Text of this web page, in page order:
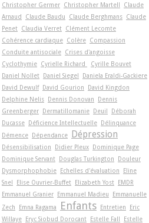
Christopher Germer Christopher Martell
Claude
Arnaud
Claude Baudu Claude Berghmans Claude
Penet Claudia Verret Clément Lecomte
Cohérence cardiaque Colère Compassion
Conduite antisociale Crises d'angoisse
Cyclothymie Cyrielle Richard
Cyrille Bouvet
Daniel Nollet Daniel Siegel
Daniela Eraldi-Gackiere
David Dewulf David Gourion
David Kingdon
Delphine Nelis Dennis Donovan
Dennis
Greenberger Dermatillomanie Deuil
Déborah
Ducasse Déficience Intellectuelle Délinquance
Démence Dépendance Dépression
Désensibilisation Didier Pleux Dominique Page
Dominique Servant Douglas Turkington
Douleur
Dysmorphophobie Echelles d'évaluation
Eline
Snel
Elise Ouvrier-Buffet Elizabeth Yost EMDR
Emmanuel Granier Emmanuel Madieu
Emmanuelle
Zech
Emna Ragama Enfants Entretien
Eric
Willaye Eryc Siobud Dorocant Estelle Fall
Estelle